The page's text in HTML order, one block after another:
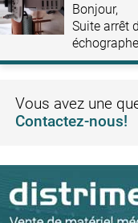
Bonjour,
Suite arrêt
basses
Vous avez une
Contactez-nous!